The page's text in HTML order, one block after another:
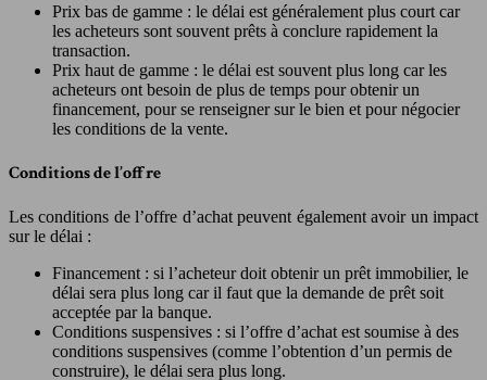
Prix bas de gamme : le délai est généralement plus court car
les acheteurs sont souvent prêts à conclure rapidement la
transaction.
Prix haut de gamme : le délai est souvent plus long car les
acheteurs ont besoin de plus de temps pour obtenir un
financement, pour se renseigner sur le bien et pour négocier
les conditions de la vente.
Conditions de l’offre
Les conditions de l’offre d’achat peuvent également avoir un impact
sur le délai :
Financement : si l’acheteur doit obtenir un prêt immobilier, le
délai sera plus long car il faut que la demande de prêt soit
acceptée par la banque.
Conditions suspensives : si l’offre d’achat est soumise à des
conditions suspensives (comme l’obtention d’un permis de
construire), le délai sera plus long.